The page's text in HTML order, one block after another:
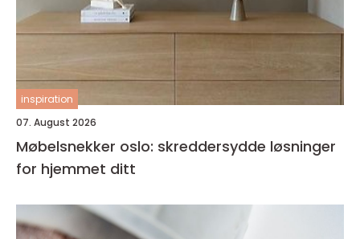
inspiration
07. August 2026
Møbelsnekker oslo: skreddersydde løsninger
for hjemmet ditt